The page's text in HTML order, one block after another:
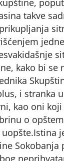
takve
kako bi se
i stranka
kao oni
o
Sokobanja